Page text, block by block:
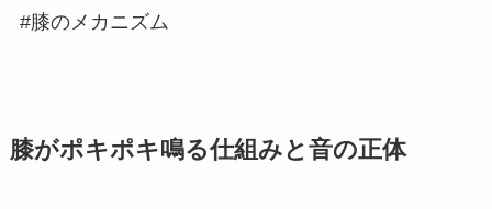
#膝のメカニズム
膝がポキポキ鳴る仕組みと音の正体